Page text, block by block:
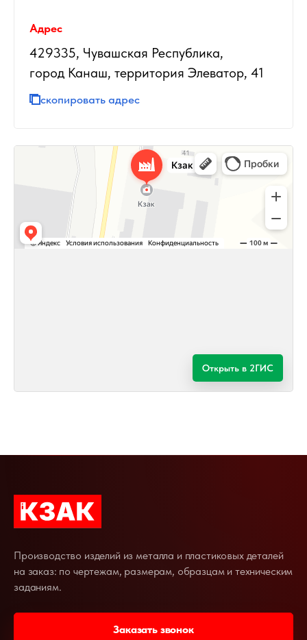
Адрес
429335, Чувашская Республика,
город Канаш, территория Элеватор, 41
скопировать адрес
Открыть в 2ГИС
Производство изделий из металла и пластиковых деталей
на заказ: по чертежам, размерам, образцам и техническим
заданиям.
Заказать звонок